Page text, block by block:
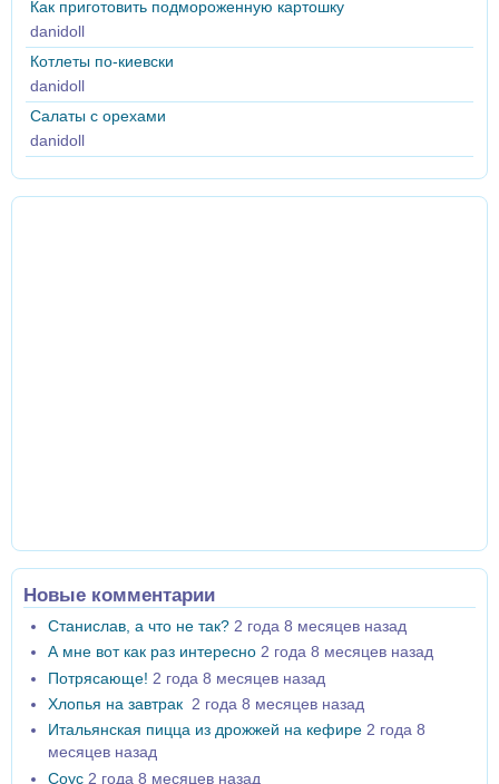
Как приготовить подмороженную картошку
danidoll
Котлеты по-киевски
danidoll
Салаты с орехами
danidoll
Новые комментарии
Станислав, а что не так? 2 года 8 месяцев назад
А мне вот как раз интересно 2 года 8 месяцев назад
Потрясающе! 2 года 8 месяцев назад
Хлопья на завтрак 2 года 8 месяцев назад
Итальянская пицца из дрожжей на кефире 2 года 8
месяцев назад
Соус 2 года 8 месяцев назад